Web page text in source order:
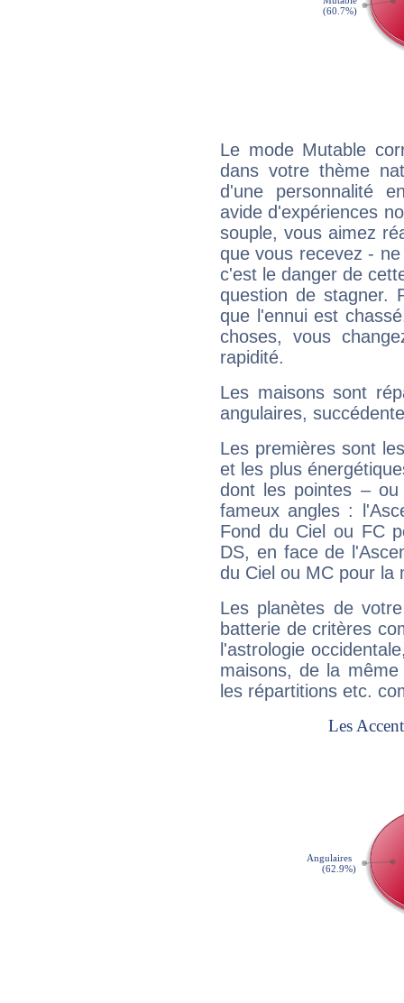
Le mode Mutable
dans votre thème
d'une personnalité
avide d'expériences
souple, vous aimez
que vous recevez -
c'est le danger de
question de stagner.
que l'ennui est
choses, vous
rapidité.
Les maisons sont
angulaires,
Les premières sont
et les plus
dont les pointes –
fameux angles :
Fond du Ciel ou FC
DS, en face de
du Ciel ou MC pour la
Les planètes de
batterie de critères
l'astrologie
maisons, de la
les répartitions etc.